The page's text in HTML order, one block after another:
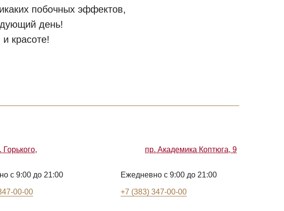
побочных эффектов,
день!
красоте!
с 9:00 до 21:00
00-00
Горького,
Ежедневно с 9:00 до 21:00
+7 (383) 347-00-00
пр. Академика Коптюга, 9